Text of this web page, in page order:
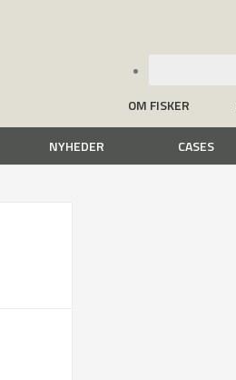
OM FISKER
NYHEDER CASES